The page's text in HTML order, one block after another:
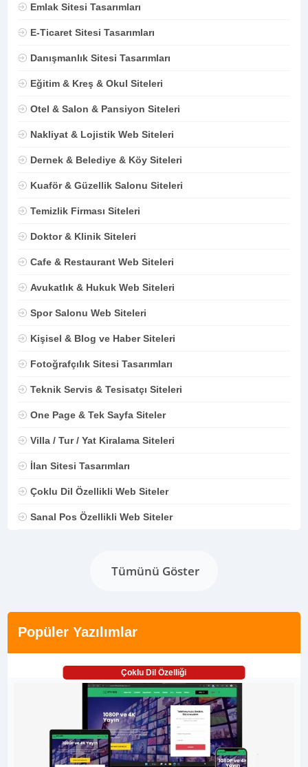
Emlak Sitesi Tasarımları
E-Ticaret Sitesi Tasarımları
Danışmanlık Sitesi Tasarımları
Eğitim & Kreş & Okul Siteleri
Otel & Salon & Pansiyon Siteleri
Nakliyat & Lojistik Web Siteleri
Dernek & Belediye & Köy Siteleri
Kuaför & Güzellik Salonu Siteleri
Temizlik Firması Siteleri
Doktor & Klinik Siteleri
Cafe & Restaurant Web Siteleri
Avukatlık & Hukuk Web Siteleri
Spor Salonu Web Siteleri
Kişisel & Blog ve Haber Siteleri
Fotoğrafçılık Sitesi Tasarımları
Teknik Servis & Tesisatçı Siteleri
One Page & Tek Sayfa Siteler
Villa / Tur / Yat Kiralama Siteleri
İlan Sitesi Tasarımları
Çoklu Dil Özellikli Web Siteler
Sanal Pos Özellikli Web Siteler
Tümünü Göster
Popüler Yazılımlar
Çoklu Dil Özelliği